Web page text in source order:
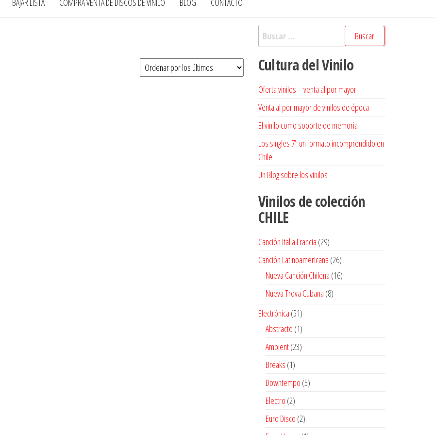
BAJAR LISTA COMPRA VENTA DE DISCOS DE VINILO BLOG CONTACTO
Buscar:
Cultura del Vinilo
Oferta vinilos – venta al por mayor
Venta al por mayor de vinilos de época
El vinilo como soporte de memoria
Los singles 7’: un formato incomprendido en
Chile
Un Blog sobre los vinilos
Vinilos de colección
CHILE
Canción Italia Francia 2929
productos
Canción Latinoamericana 2626
productos
Nueva Canción Chilena 1616
Nueva Trova Cubana 88
Electrónica 5151
productos
Abstracto 11
producto
Ambient 2323
Breaks 11
producto
Downtempo 55
Electro 22
productos
Euro Disco 22
productos